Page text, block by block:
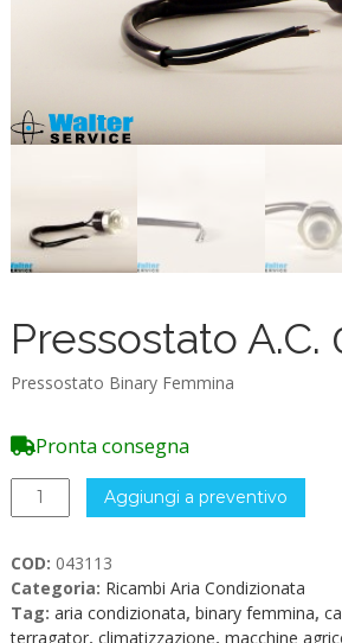
Pressostato A.C.
Pressostato Binary Femmina
Pronta consegna
Pressostato
A.C.
quantità
Aggiungi a preventivo
COD: 043113
Categoria: Ricambi Aria Condizionata
Tag: aria condizionata, binary femmina,
terragator, climatizzazione, macchine